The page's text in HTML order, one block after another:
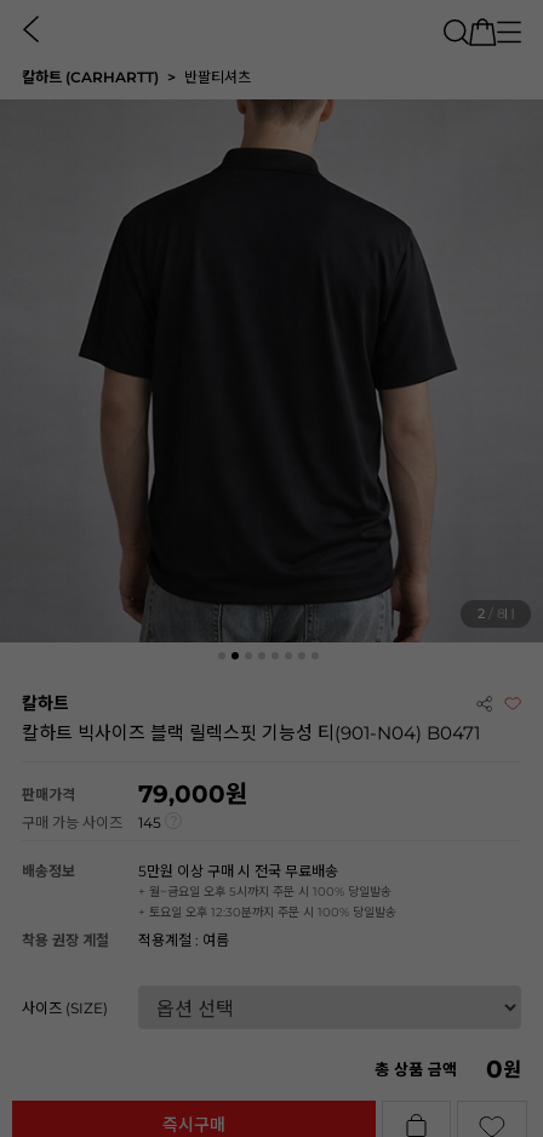
칼하트 (CARHARTT) 반팔티셔츠
2 / 8
칼하트
칼하트 빅사이즈 블랙 릴렉스핏 기능성 티(901-N04) B0471
판매가격 79,000
구매 가능 사이즈 145
배송정보 5만원 이상 구매 시 전국 무료배송
+ 월~금요일 오후 5시까지 주문 시 100% 당일발송
+ 토요일 오후 12:30분까지 주문 시 100% 당일발송
착용 권장 계절 적용계절 : 여름
사이즈 (SIZE)
총 상품 금액 0원
즉시구매